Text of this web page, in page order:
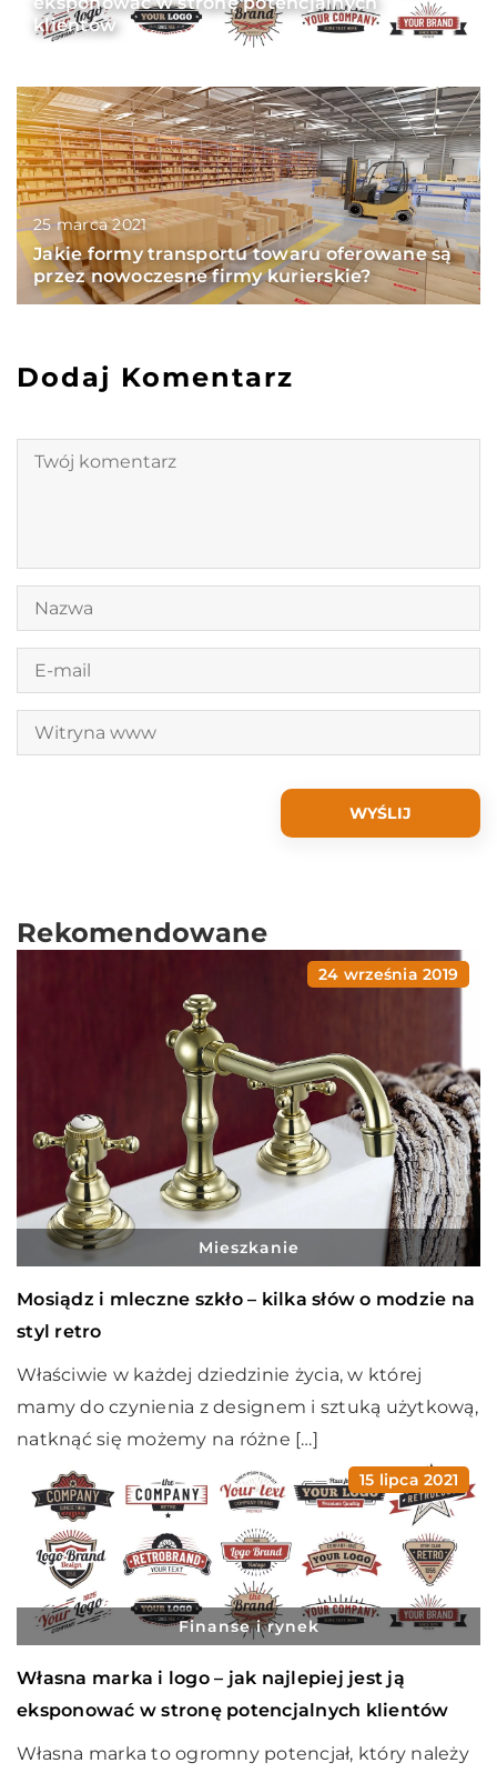
klientów
25 marca 2021
Jakie formy transportu towaru oferowane są
przez nowoczesne firmy kurierskie?
Dodaj Komentarz
Rekomendowane
24 września 2019
Mieszkanie
Mosiądz i mleczne szkło – kilka słów o modzie na
styl retro
Właściwie w każdej dziedzinie życia, w której
mamy do czynienia z designem i sztuką użytkową,
natknąć się możemy na różne […]
15 lipca 2021
Finanse i rynek
Własna marka i logo – jak najlepiej jest ją
eksponować w stronę potencjalnych klientów
Własna marka to ogromny potencjał, który należy